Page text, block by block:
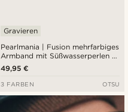
Pearlmania | Fusion mehrfarbiges
Armband mit Süßwasserperlen &
Glasperlen
Gravieren
49,95 €
3 FARBEN OTSU